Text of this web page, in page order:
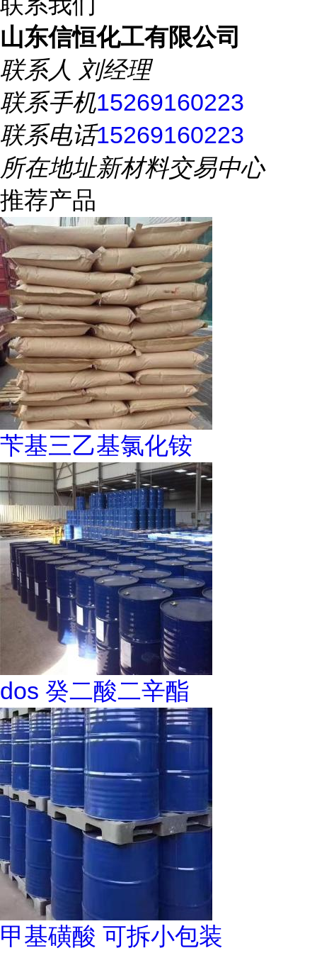
山东信恒化工有限公司
联系人 刘经理
联系手机15269160223
联系电话15269160223
所在地址新材料交易中心
推荐产品
苄基三乙基氯化铵
dos 癸二酸二辛酯
甲基磺酸 可拆小包装